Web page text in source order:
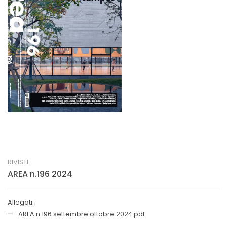
RIVISTE
AREA n.196 2024
Allegati:
AREA n 196 settembre ottobre 2024.pdf